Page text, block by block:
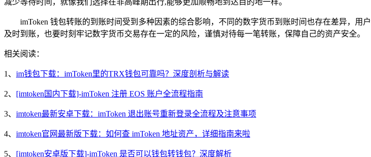
imToken 钱包转账的到账时间受到多种因素的综合影响，不同的数字货币到账时间也存在差异，
及时到账，也要时刻牢记数字货币交易存在一定的风险，谨慎对待每一笔转账，保障自己的资产安全。
相关阅读：
1、 im钱包下载：imToken里的TRX钱包可靠吗？深度剖析与解读
2、 [imtoken国内下载]-imToken 注册 EOS 账户全流程指南
3、 imtoken最新安卓下载：imToken 退出账号重新登录全流程及注意事项
4、 imtoken官网最新版下载：如何查 imToken 地址资产，详细指南来啦
5、 [imtoken安卓版下载]-imToken 是否可以钱包转钱包？深度解析